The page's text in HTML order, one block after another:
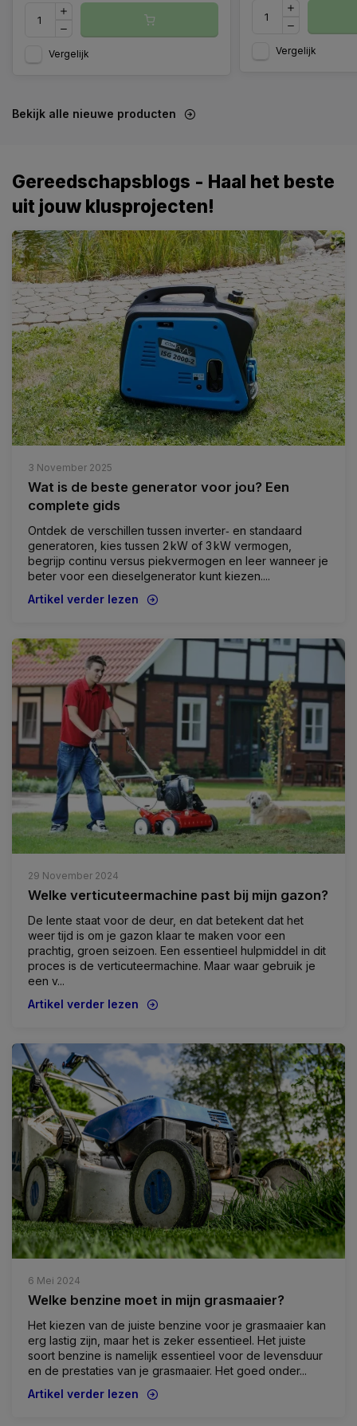
Vergelijk Vergelijk
Bekijk alle nieuwe producten
Gereedschapsblogs - Haal het beste
uit jouw klusprojecten!
3 November 2025
Wat is de beste generator voor jou? Een
complete gids
Ontdek de verschillen tussen inverter‑ en standaard
generatoren, kies tussen 2 kW of 3 kW vermogen,
begrijp continu versus piekvermogen en leer wanneer je
beter voor een dieselgenerator kunt kiezen....
Artikel verder lezen
29 November 2024
Welke verticuteermachine past bij mijn gazon?
De lente staat voor de deur, en dat betekent dat het
weer tijd is om je gazon klaar te maken voor een
prachtig, groen seizoen. Een essentieel hulpmiddel in dit
proces is de verticuteermachine. Maar waar gebruik je
een v...
Artikel verder lezen
6 Mei 2024
Welke benzine moet in mijn grasmaaier?
Het kiezen van de juiste benzine voor je grasmaaier kan
erg lastig zijn, maar het is zeker essentieel. Het juiste
soort benzine is namelijk essentieel voor de levensduur
en de prestaties van je grasmaaier. Het goed onder...
Artikel verder lezen